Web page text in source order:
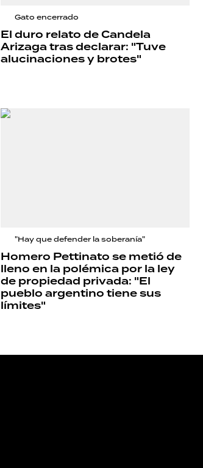
Gato encerrado
El duro relato de Candela
Arizaga tras declarar: "Tuve
alucinaciones y brotes"
"Hay que defender la soberanía"
Homero Pettinato se metió de
lleno en la polémica por la ley
de propiedad privada: "El
pueblo argentino tiene sus
límites"